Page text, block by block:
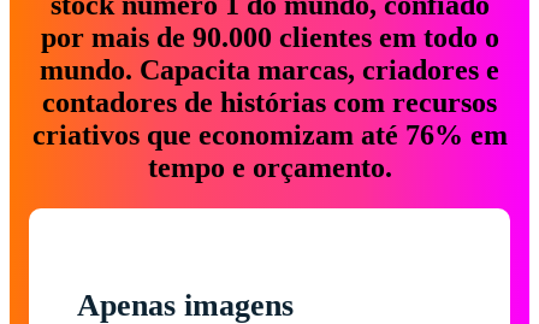
por mais de 90.000 clientes em todo o
mundo. Capacita marcas, criadores e
contadores de histórias com recursos
criativos que economizam até 76% em
tempo e orçamento.
Apenas imagens